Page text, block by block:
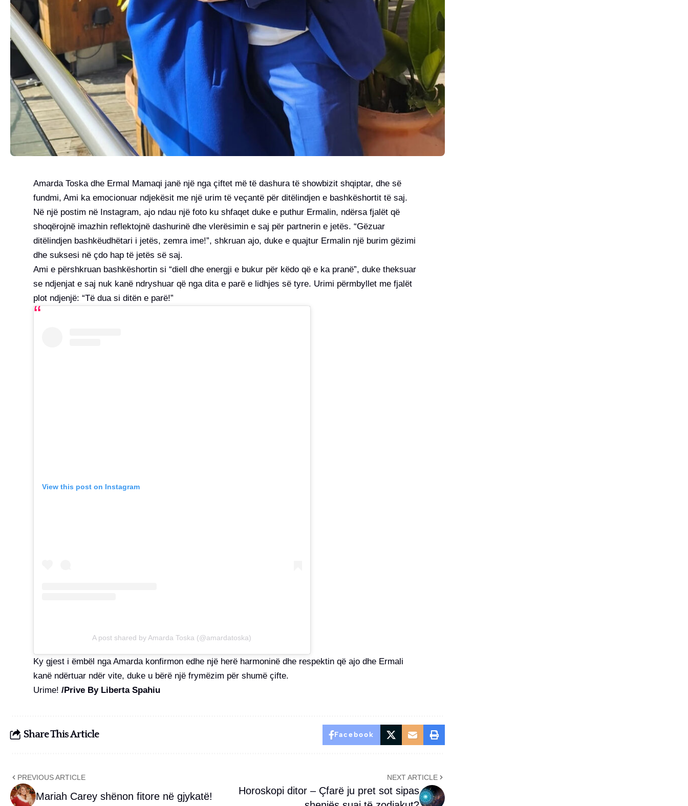
Amarda Toska dhe Ermal Mamaqi janë një nga çiftet më të dashura të showbizit shqiptar, dhe së
fundmi, Ami ka emocionuar ndjekësit me një urim të veçantë për ditëlindjen e bashkëshortit të saj.
Në një postim në Instagram, ajo ndau një foto ku shfaqet duke e puthur Ermalin, ndërsa fjalët që
shoqërojnë imazhin reflektojnë dashurinë dhe vlerësimin e saj për partnerin e jetës. “Gëzuar
ditëlindjen bashkëudhëtari i jetës, zemra ime!”, shkruan ajo, duke e quajtur Ermalin një burim gëzimi
dhe suksesi në çdo hap të jetës së saj.
Ami e përshkruan bashkëshortin si “diell dhe energji e bukur për këdo që e ka pranë”, duke theksuar
se ndjenjat e saj nuk kanë ndryshuar që nga dita e parë e lidhjes së tyre. Urimi përmbyllet me fjalët
plot ndjenjë: “Të dua si ditën e parë!”
View this post on Instagram
A post shared by Amarda Toska (@amardatoska)
Ky gjest i ëmbël nga Amarda konfirmon edhe një herë harmoninë dhe respektin që ajo dhe Ermali
kanë ndërtuar ndër vite, duke u bërë një frymëzim për shumë çifte.
Urime! /Prive By Liberta Spahiu
Share This Article Facebook
PREVIOUS ARTICLE
Mariah Carey shënon fitore në gjykatë!
NEXT ARTICLE
Horoskopi ditor – Çfarë ju pret sot sipas